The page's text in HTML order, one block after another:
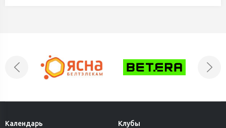
Календарь
Клубы